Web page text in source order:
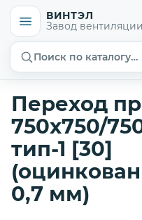
ВИНТЭЛ
Завод вентиляции
Поиск по каталогу…
Переход
750х750/
тип-1 [30]
0,7 мм)